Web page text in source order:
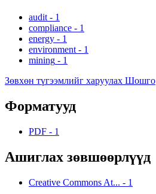
audit - 1
compliance - 1
energy - 1
environment - 1
mining - 1
Зөвхөн түгээмлийг харуулах Шошго
Форматууд
PDF - 1
Ашиглах зөвшөөрлүүд
Creative Commons At... - 1